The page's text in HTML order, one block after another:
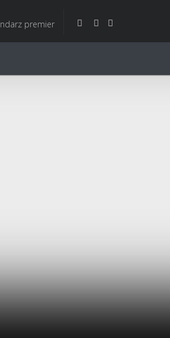
premier